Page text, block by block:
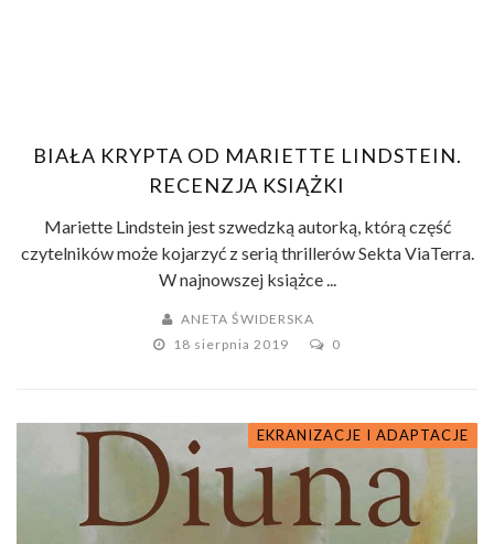
BIAŁA KRYPTA OD MARIETTE LINDSTEIN.
RECENZJA KSIĄŻKI
Mariette Lindstein jest szwedzką autorką, którą część
czytelników może kojarzyć z serią thrillerów Sekta ViaTerra.
W najnowszej książce ...
ANETA ŚWIDERSKA
18 sierpnia 2019
0
EKRANIZACJE I ADAPTACJE